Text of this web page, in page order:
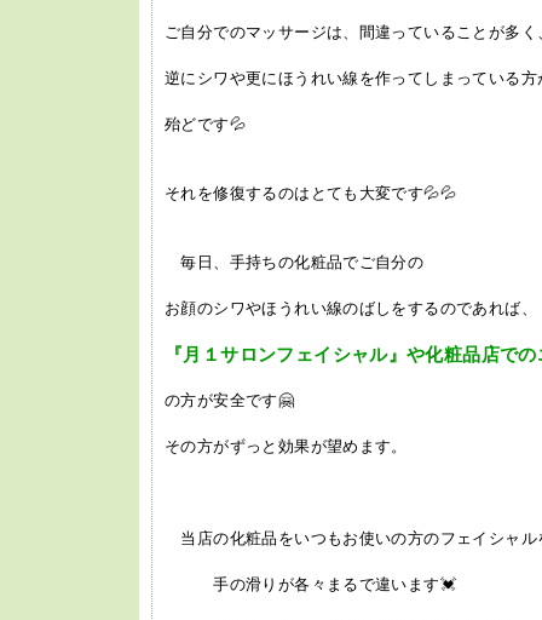
ご自分でのマッサージは、間違っていることが多く
逆にシワや更にほうれい線を作ってしまっている方
殆どです💦
それを修復するのはとても大変です💦💦
毎日、手持ちの化粧品でご自分の
お顔のシワやほうれい線のばしをするのであれば、
『月１サロンフェイシャル』や化粧品店で
の方が安全です🤗
その方がずっと効果が望めます。
当店の化粧品をいつもお使いの方のフェイシャル
手の滑りが各々まるで違います💓